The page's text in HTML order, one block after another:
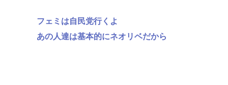
フェミは自民党行くよ
あの人達は基本的にネオリベだから